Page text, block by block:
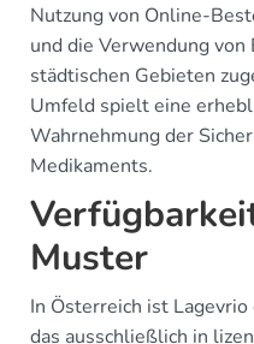
Nutzung von Online-
und die Verwendung
städtischen Gebieten
Umfeld spielt eine
Wahrnehmung der
Medikaments.
Muster
In Österreich ist
das ausschließlich in